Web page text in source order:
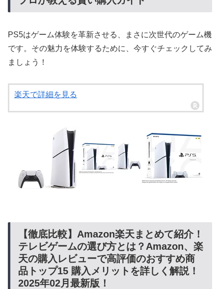
PS5はゲーム体験を革新させる、まさに次世代のゲーム機
です。その魅力を体験するために、今すぐチェックしてみ
ましょう！
楽天で詳細を見る
【徹底比較】Amazon楽天まとめて紹介！
テレビゲームの選び方とは？Amazon、楽
天の購入レビューで高評価のおすすめ商
品トップ15 購入メリットを詳しく解説！
2025年02月最新版！